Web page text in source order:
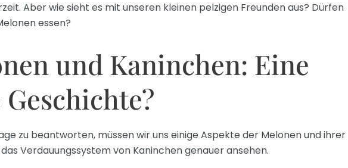
Aber wie sieht es mit unseren kleinen pelzigen Freunden aus? Dürfen
essen?
und Kaninchen: Eine
Geschichte?
zu beantworten, müssen wir uns einige Aspekte der Melonen und ihrer
Verdauungssystem von Kaninchen genauer ansehen.